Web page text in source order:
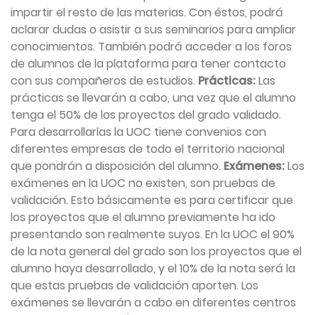
impartir el resto de las materias. Con éstos, podrá
aclarar dudas o asistir a sus seminarios para ampliar
conocimientos. También podrá acceder a los foros
de alumnos de la plataforma para tener contacto
con sus compañeros de estudios. Prácticas:Las
prácticas se llevarán a cabo, una vez que el alumno
tenga el 50% de los proyectos del grado validado.
Para desarrollarlas la UOC tiene convenios con
diferentes empresas de todo el territorio nacional
que pondrán a disposición del alumno. Exámenes:Los
exámenes en la UOC no existen, son pruebas de
validación. Esto básicamente es para certificar que
los proyectos que el alumno previamente ha ido
presentando son realmente suyos. En la UOC el 90%
de la nota general del grado son los proyectos que el
alumno haya desarrollado, y el 10% de la nota será la
que estas pruebas de validación aporten. Los
exámenes se llevarán a cabo en diferentes centros